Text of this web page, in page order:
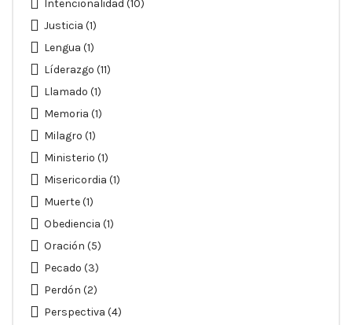
Intencionalidad (10)
Justicia (1)
Lengua (1)
Líderazgo (11)
Llamado (1)
Memoria (1)
Milagro (1)
Ministerio (1)
Misericordia (1)
Muerte(1)
Obediencia (1)
Oración (5)
Pecado (3)
Perdón (2)
Perspectiva (4)